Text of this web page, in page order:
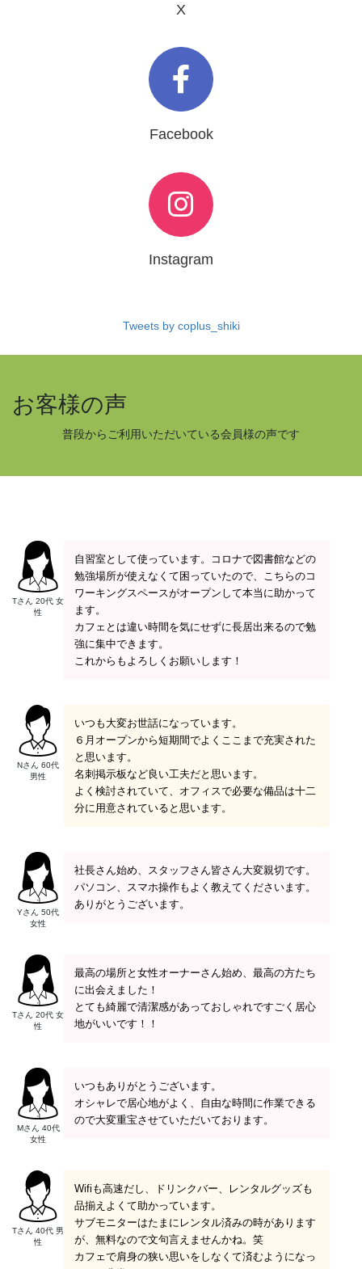
X
Facebook
Instagram
Tweets by coplus_shiki
お客様の声
普段からご利用いただいている会員様の声です
Tさん 20代 女
性
自習室として使っています。コロナで図書館などの
勉強場所が使えなくて困っていたので、こちらのコ
ワーキングスペースがオープンして本当に助かって
ます。
カフェとは違い時間を気にせずに長居出来るので勉
強に集中できます。
これからもよろしくお願いします！
Nさん 60代
男性
いつも大変お世話になっています。
６月オープンから短期間でよくここまで充実された
と思います。
名刺掲示板など良い工夫だと思います。
よく検討されていて、オフィスで必要な備品は十二
分に用意されていると思います。
Yさん 50代
女性
社長さん始め、スタッフさん皆さん大変親切です。
パソコン、スマホ操作もよく教えてくださいます。
ありがとうございます。
Tさん 20代 女
性
最高の場所と女性オーナーさん始め、最高の方たち
に出会えました！
とても綺麗で清潔感があっておしゃれですごく居心
地がいいです！！
Mさん 40代
女性
いつもありがとうございます。
オシャレで居心地がよく、自由な時間に作業できる
ので大変重宝させていただいております。
Tさん 40代 男
性
Wifiも高速だし、ドリンクバー、レンタルグッズも
品揃えよくて助かっています。
サブモニターはたまにレンタル済みの時があります
が、無料なので文句言えませんかね。笑
カフェで肩身の狭い思いをしなくて済むようになっ